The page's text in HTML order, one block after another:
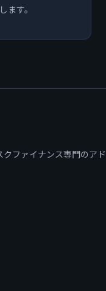
ます。
ファイナンス専門のアド